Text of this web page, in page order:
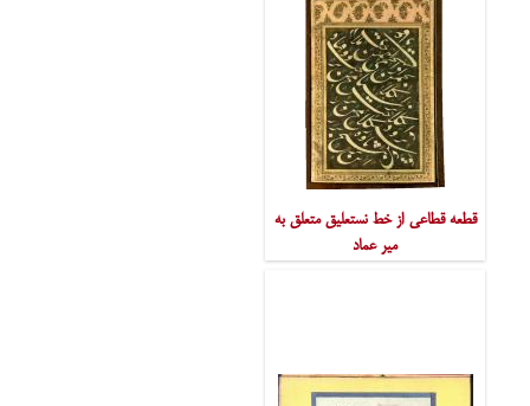
قطعه قطاعی از خط نستعلیق متعلق به
میر عماد